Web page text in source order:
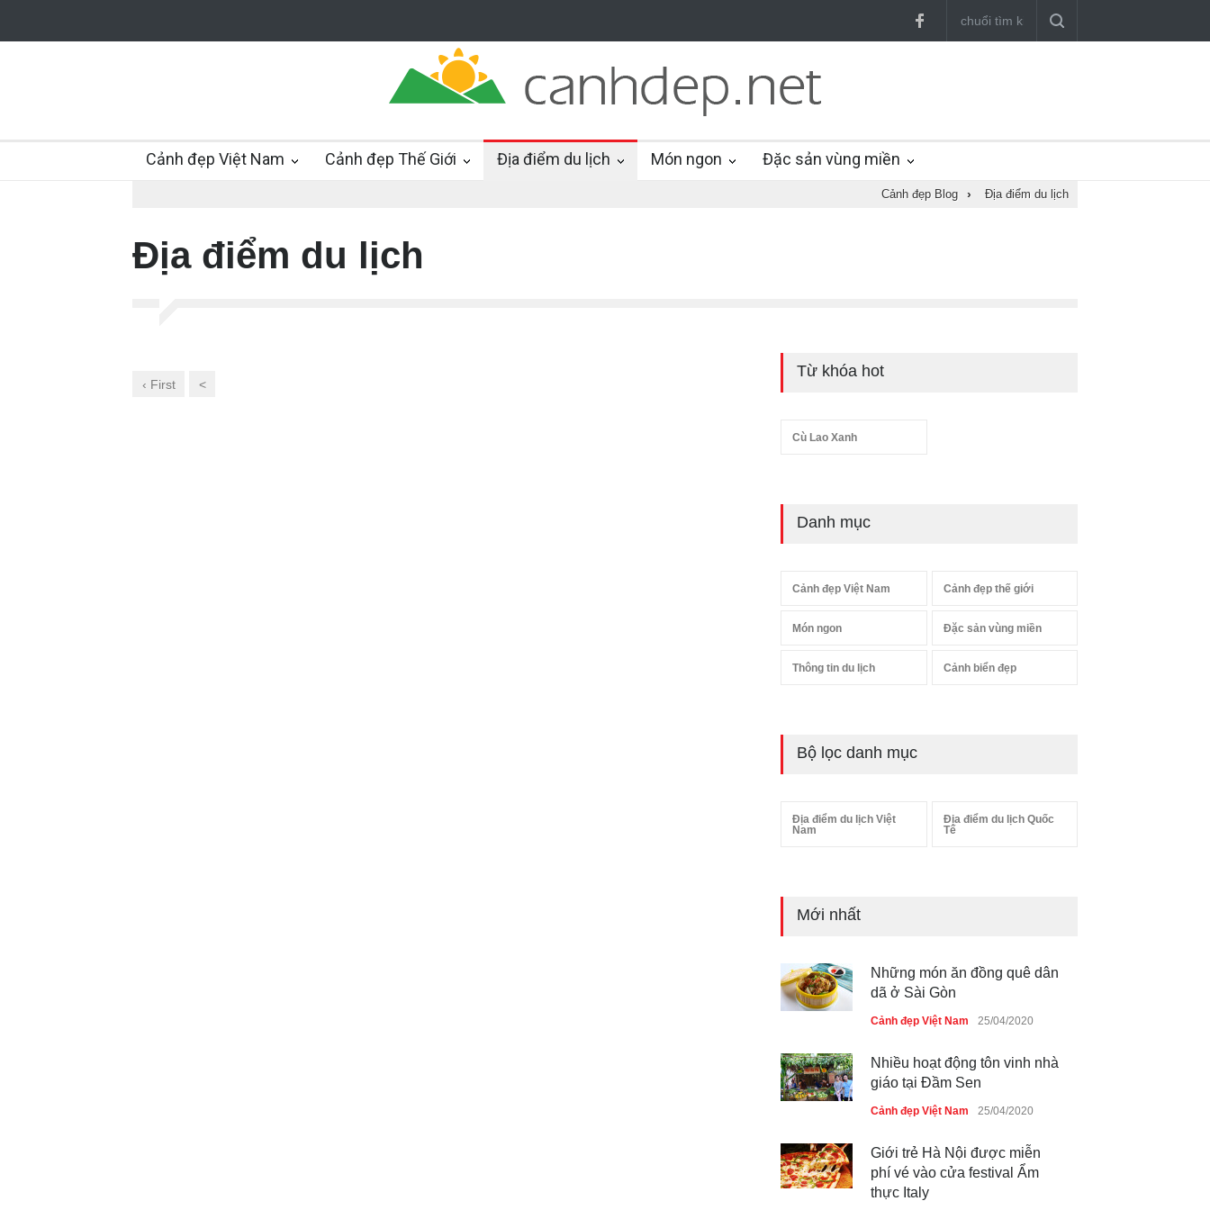
Cảnh đẹp Việt Nam Cảnh đẹp Thế Giới Địa điểm du lịch Món ngon Đặc sản vùng miền
Cảnh đẹp Blog › Địa điểm du lịch
Địa điểm du lịch
‹ First <
Từ khóa hot
Cù Lao Xanh
Danh mục
Cảnh đẹp Việt Nam Cảnh đẹp thế giới
Món ngon Đặc sản vùng miền
Thông tin du lịch Cảnh biển đẹp
Bộ lọc danh mục
Địa điểm du lịch Việt
Nam
Địa điểm du lịch Quốc
Tế
Mới nhất
Những món ăn đồng quê dân
dã ở Sài Gòn
Cảnh đẹp Việt Nam 25/04/2020
Nhiều hoạt động tôn vinh nhà
giáo tại Đầm Sen
Cảnh đẹp Việt Nam 25/04/2020
Giới trẻ Hà Nội được miễn
phí vé vào cửa festival Ẩm
thực Italy